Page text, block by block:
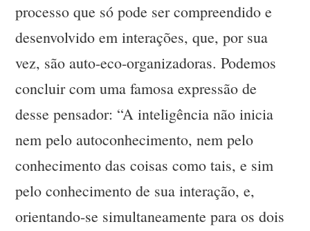
processo que só pode ser compreendido e
desenvolvido em interações, que, por sua
vez, são auto-eco-organizadoras. Podemos
concluir com uma famosa expressão de
desse pensador: “A inteligência não inicia
nem pelo autoconhecimento, nem pelo
conhecimento das coisas como tais, e sim
pelo conhecimento de sua interação, e,
orientando-se simultaneamente para os dois